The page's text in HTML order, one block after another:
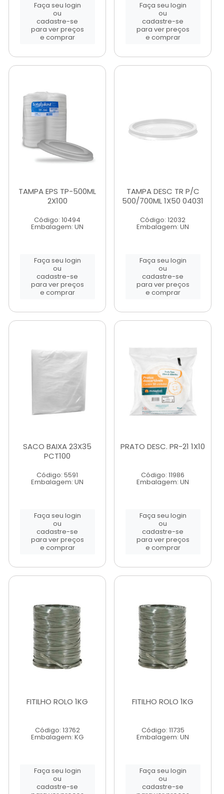
Faça seu login
ou
cadastre-se
para ver preços
e comprar
Faça seu login
ou
cadastre-se
para ver preços
e comprar
TAMPA EPS TP-500ML
2X100
Código: 10494
Embalagem: UN
Faça seu login
ou
cadastre-se
para ver preços
e comprar
TAMPA DESC TR P/C
500/700ML 1X50 04031
Código: 12032
Embalagem: UN
Faça seu login
ou
cadastre-se
para ver preços
e comprar
SACO BAIXA 23X35
PCT100
Código: 5591
Embalagem: UN
Faça seu login
ou
cadastre-se
para ver preços
e comprar
PRATO DESC. PR-21 1X10
Código: 11986
Embalagem: UN
Faça seu login
ou
cadastre-se
para ver preços
e comprar
FITILHO ROLO 1KG
Código: 13762
Embalagem: KG
Faça seu login
ou
cadastre-se
FITILHO ROLO 1KG
Código: 11735
Embalagem: UN
Faça seu login
ou
cadastre-se